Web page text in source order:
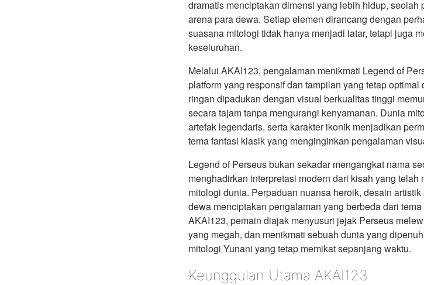
dramatis menciptakan dimensi yang lebih hidup, seolah
arena para dewa. Setiap elemen dirancang dengan
suasana mitologi tidak hanya menjadi latar, tetapi juga
keseluruhan.
Melalui AKAI123, pengalaman menikmati Legend of
platform yang responsif dan tampilan yang tetap
ringan dipadukan dengan visual berkualitas tinggi
secara tajam tanpa mengurangi kenyamanan. Dunia
artefak legendaris, serta karakter ikonik menjadikan
tema fantasi klasik yang menginginkan pengalaman
Legend of Perseus bukan sekadar mengangkat nama
menghadirkan interpretasi modern dari kisah yang
mitologi dunia. Perpaduan nuansa heroik, desain
dewa menciptakan pengalaman yang berbeda dari
AKAI123, pemain diajak menyusuri jejak Perseus
yang megah, dan menikmati sebuah dunia yang
mitologi Yunani yang tetap memikat sepanjang waktu.
Keunggulan Utama AKAI123